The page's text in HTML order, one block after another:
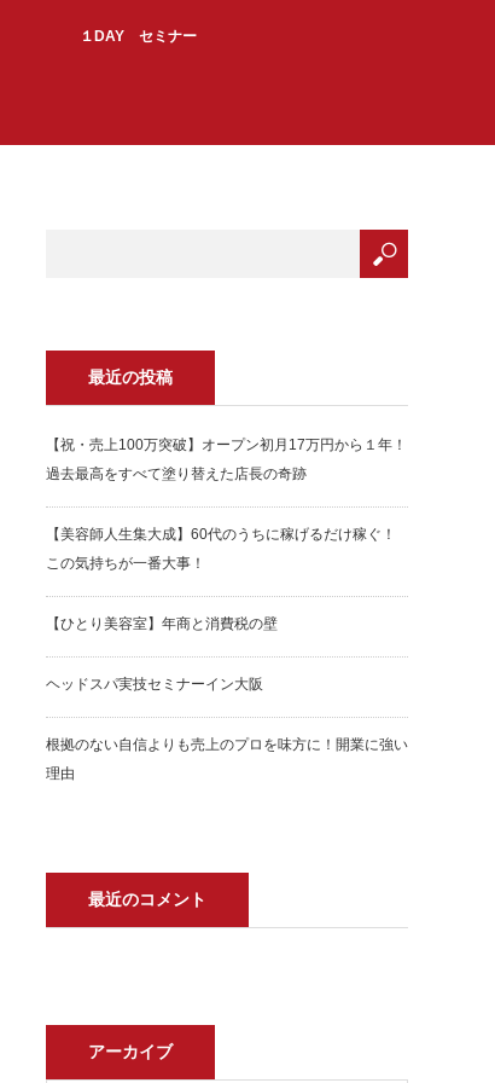
１DAY セミナー
最近の投稿
【祝・売上100万突破】オープン初月17万円から１年！
過去最高をすべて塗り替えた店長の奇跡
【美容師人生集大成】60代のうちに稼げるだけ稼ぐ！
この気持ちが一番大事！
【ひとり美容室】年商と消費税の壁
ヘッドスパ実技セミナーイン大阪
根拠のない自信よりも売上のプロを味方に！開業に強い
理由
最近のコメント
アーカイブ